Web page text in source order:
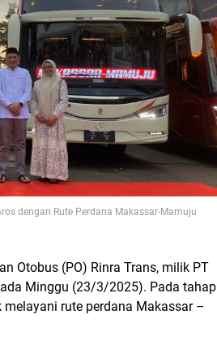
dengan Rute Perdana Makassar-Mamuju
Otobus (PO) Rinra Trans, milik PT
Minggu (23/3/2025). Pada tahap
rute perdana Makassar –